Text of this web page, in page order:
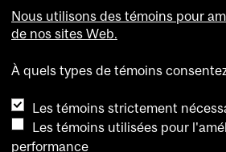
Accessibilité
Confidentialité
Nous utilisons des témoins pour
de nos sites Web.
À quels types de témoins
Les témoins strictement
Les témoins utilisées pour
performance